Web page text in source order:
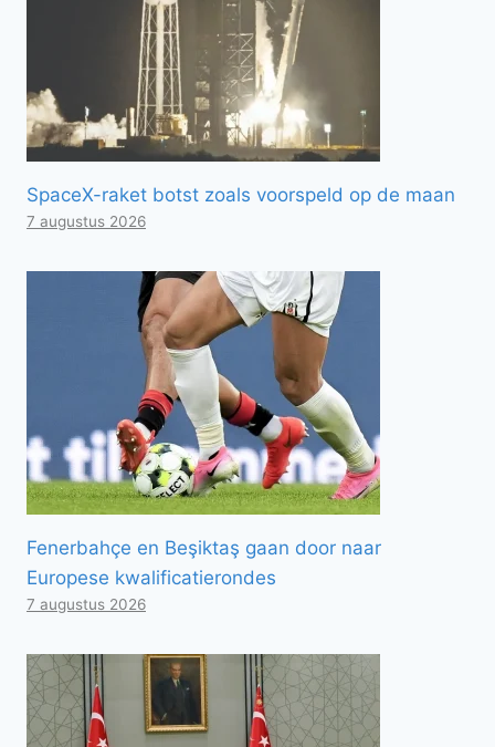
SpaceX-raket botst zoals voorspeld op de maan
7 augustus 2026
Fenerbahçe en Beşiktaş gaan door naar
Europese kwalificatierondes
7 augustus 2026